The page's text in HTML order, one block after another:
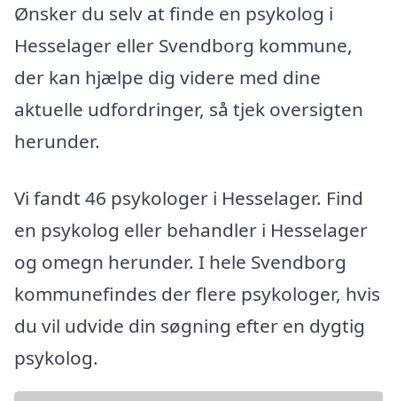
Ønsker du selv at finde en psykolog i
Hesselager eller Svendborg kommune,
der kan hjælpe dig videre med dine
aktuelle udfordringer, så tjek oversigten
herunder.
Vi fandt 46 psykologer i Hesselager. Find
en psykolog eller behandler i Hesselager
og omegn herunder. I hele Svendborg
kommunefindes der flere psykologer, hvis
du vil udvide din søgning efter en dygtig
psykolog.